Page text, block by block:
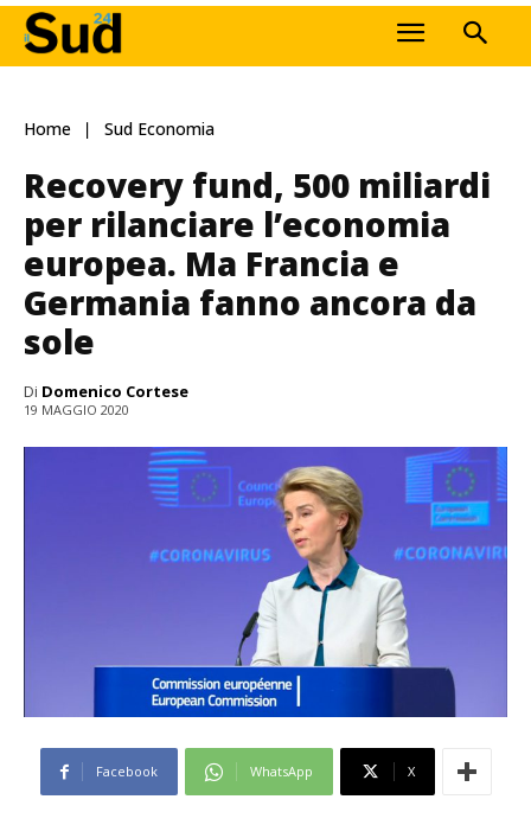
Home Sud Economia
Recovery fund, 500 miliardi
per rilanciare l’economia
europea. Ma Francia e
Germania fanno ancora da
sole
Di Domenico Cortese
19 MAGGIO 2020
Facebook WhatsApp X